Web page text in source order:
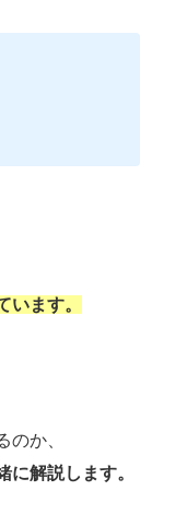
います。
のか、
解説します。